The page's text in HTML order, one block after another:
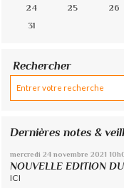
24
25 26
31
Rechercher
Dernières notes &
mercredi 24 novembre 2021
NOUVELLE EDITION
ICI